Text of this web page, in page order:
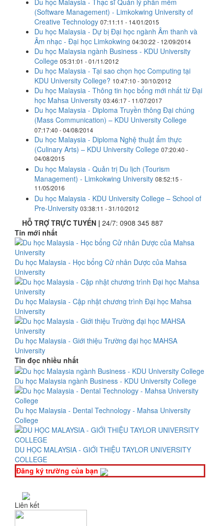
Du học Malaysia - Thạc sĩ Quản lý phần mềm
(Software Management) - Limkokwing University of
Creative Technology 07:11:11 - 14/01/2015
Du học Malaysia - Dự bị Đại học ngành Âm thanh và
Âm nhạc - Đại học Limkokwing 04:30:22 - 12/09/2014
Du học Malaysia ngành Business - KDU University
College 05:31:01 - 01/11/2012
Du học Malaysia - Tại sao chọn học Computing tại
KDU University College? 10:47:10 - 30/10/2012
Du học Malaysia - Thông tin học bổng mới nhất từ Đại
học Mahsa University 03:46:17 - 11/07/2017
Du học Malaysia - Diploma Truyền thông Đại chúng
(Mass Communication) – KDU University College
07:17:40 - 04/08/2014
Du học Malaysia - Diploma Nghệ thuật ẩm thực
(Culinary Arts) – KDU University College 07:20:40 -
04/08/2015
Du học Malaysia - Quản trị Du lịch (Tourism
Management) - Limkokwing University 08:52:15 -
11/05/2016
Du học Malaysia - KDU University College – School of
Pre-University 03:38:11 - 31/10/2012
HỖ TRỢ TRỰC TUYẾN | 24/7: 0908 345 887
Tin mới nhất
Du học Malaysia - Học bổng Cử nhân Dược của Mahsa
University
Du học Malaysia - Cập nhật chương trình Đại học Mahsa
University
Du học Malaysia - Giới thiệu Trường đại học MAHSA
University
Tin đọc nhiều nhất
Du học Malaysia ngành Business - KDU University College
Du học Malaysia - Dental Technology - Mahsa University
College
DU HỌC MALAYSIA - GIỚI THIỆU TAYLOR UNIVERSITY
COLLEGE
Đăng ký trường của bạn
Liên kết